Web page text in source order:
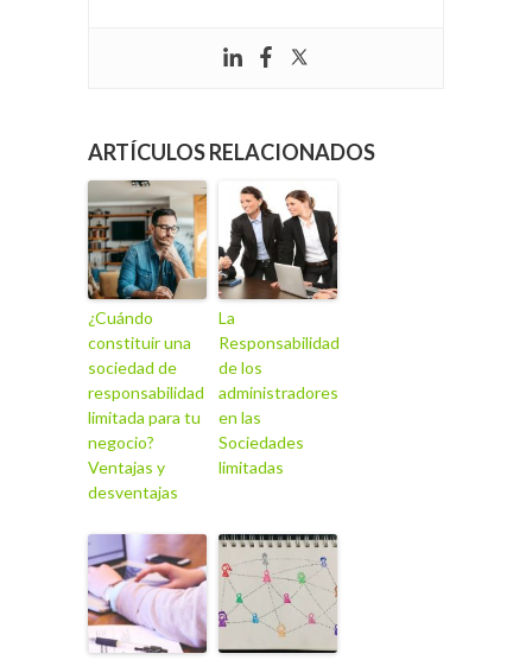
ARTÍCULOS RELACIONADOS
¿Cuándo
constituir una
sociedad de
responsabilidad
limitada para tu
negocio?
Ventajas y
desventajas
La
Responsabilidad
de los
administradores
en las
Sociedades
limitadas